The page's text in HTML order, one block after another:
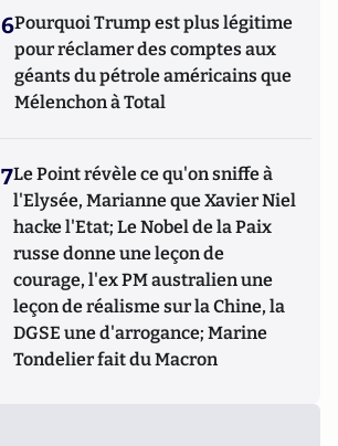
6Pourquoi Trump est plus légitime
pour réclamer des comptes aux
géants du pétrole américains que
Mélenchon à Total
7Le Point révèle ce qu'on sniffe à
l'Elysée, Marianne que Xavier Niel
hacke l'Etat; Le Nobel de la Paix
russe donne une leçon de
courage, l'ex PM australien une
leçon de réalisme sur la Chine, la
DGSE une d'arrogance; Marine
Tondelier fait du Macron